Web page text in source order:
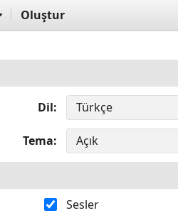
Oluştur
Dil
Tema
Sesler